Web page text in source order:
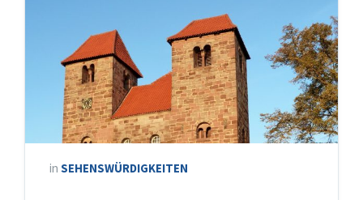
in SEHENSWÜRDIGKEITEN